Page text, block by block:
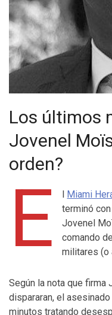
Los últimos
Jovenel
orden?
E l Miami
terminó
Jovenel
comando
militares (o
Según la nota que firma
dispararan, el
minutos tratando